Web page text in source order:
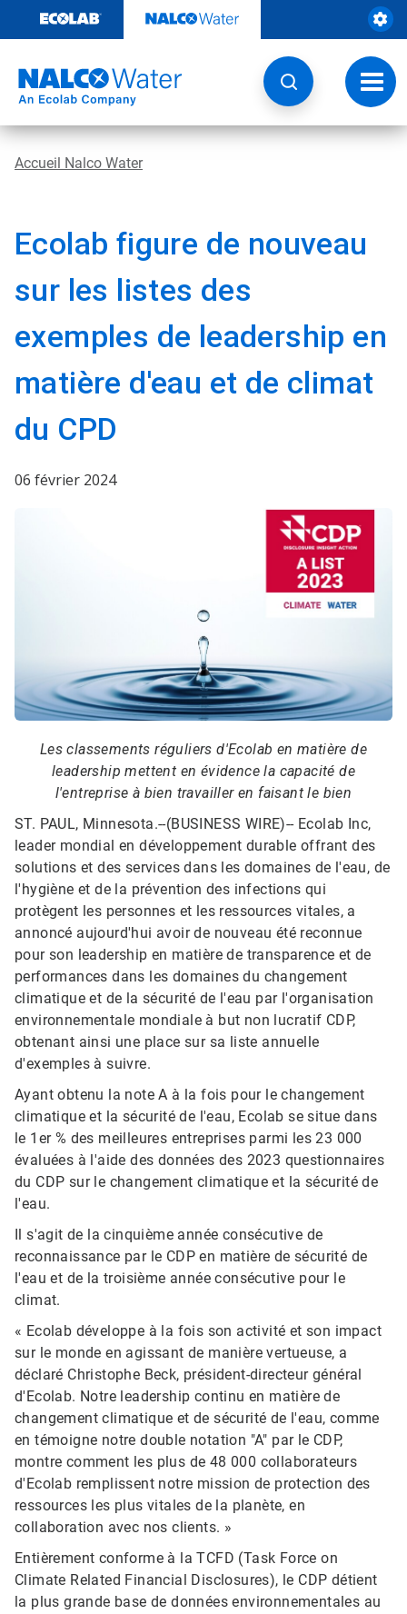
contenu
la
Accueil Nalco Water
Ecolab figure de nouveau
sur les listes des
exemples de leadership en
matière d'eau et de climat
du CPD
06 février 2024
Les classements réguliers d'Ecolab en matière de
leadership mettent en évidence la capacité de
l'entreprise à bien travailler en faisant le bien
ST. PAUL, Minnesota.--(BUSINESS WIRE)-- Ecolab Inc,
leader mondial en développement durable offrant des
solutions et des services dans les domaines de l'eau, de
l'hygiène et de la prévention des infections qui
protègent les personnes et les ressources vitales, a
annoncé aujourd'hui avoir de nouveau été reconnue
pour son leadership en matière de transparence et de
performances dans les domaines du changement
climatique et de la sécurité de l'eau par l'organisation
environnementale mondiale à but non lucratif CDP,
obtenant ainsi une place sur sa liste annuelle
d'exemples à suivre.
Ayant obtenu la note A à la fois pour le changement
climatique et la sécurité de l'eau, Ecolab se situe dans
le 1er % des meilleures entreprises parmi les 23 000
évaluées à l'aide des données des 2023 questionnaires
du CDP sur le changement climatique et la sécurité de
l'eau.
Il s'agit de la cinquième année consécutive de
reconnaissance par le CDP en matière de sécurité de
l'eau et de la troisième année consécutive pour le
climat.
« Ecolab développe à la fois son activité et son impact
sur le monde en agissant de manière vertueuse, a
déclaré Christophe Beck, président-directeur général
d'Ecolab. Notre leadership continu en matière de
changement climatique et de sécurité de l'eau, comme
en témoigne notre double notation "A" par le CDP,
montre comment les plus de 48 000 collaborateurs
d'Ecolab remplissent notre mission de protection des
ressources les plus vitales de la planète, en
collaboration avec nos clients. »
Entièrement conforme à la TCFD (Task Force on
Climate Related Financial Disclosures), le CDP détient
la plus grande base de données environnementales au